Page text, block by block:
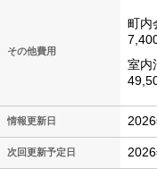
その他費用
町内
室内
情報更新日
次回更新予定日